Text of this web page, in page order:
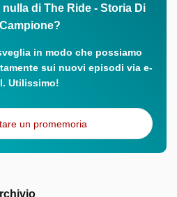
di The Ride - Storia Di
in modo che possiamo
sui nuovi episodi via e-
Utilissimo!
un promemoria